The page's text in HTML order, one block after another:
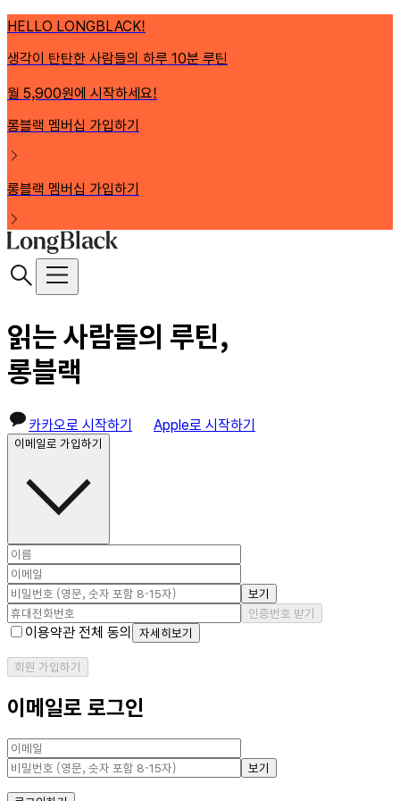
HELLO LONGBLACK!
생각이 탄탄한 사람들의 하루 10분 루틴
월 5,900원에 시작하세요!
롱블랙 멤버십 가입하기
롱블랙 멤버십 가입하기
읽는 사람들의 루틴,
롱블랙
카카오로 시작하기 Apple로 시작하기
이메일로 가입하기
보기
인증번호 받기
이용약관 전체 동의 자세히보기
회원 가입하기
이메일로 로그인
보기